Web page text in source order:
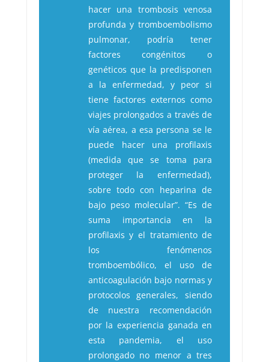
hacer una trombosis venosa
profunda y tromboembolismo
pulmonar, podría tener
factores congénitos o
genéticos que la predisponen
a la enfermedad, y peor si
tiene factores externos como
viajes prolongados a través de
vía aérea, a esa persona se le
puede hacer una profilaxis
(medida que se toma para
proteger la enfermedad),
sobre todo con heparina de
bajo peso molecular”. “Es de
suma importancia en la
profilaxis y el tratamiento de
los fenómenos
tromboembólico, el uso de
anticoagulación bajo normas y
protocolos generales, siendo
de nuestra recomendación
por la experiencia ganada en
esta pandemia, el uso
prolongado no menor a tres